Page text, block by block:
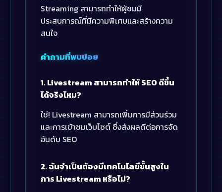
Streaming สามารถทำให้ผู้ชมมี
ประสบการณ์ที่มีความพิเศษและสร้างความ
สนใจ
คำถามที่พบบ่อย
1. Livestream สามารถทำให้ SEO ดีขึ้น
ได้จริงไหม?
ใช่! Livestream สามารถเพิ่มการมีส่วนร่วม
และการเข้าชมเว็บไซต์ ซึ่งส่งผลดีต่อการจัด
อันดับ SEO
2. ฉันจำเป็นต้องมีเทคโนโลยีขั้นสูงใน
การ Livestream หรือไม่?